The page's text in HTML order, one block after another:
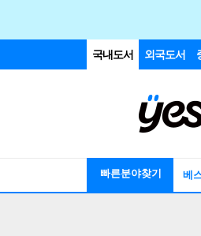
국내도서 외국도서
빠른분야찾기 베